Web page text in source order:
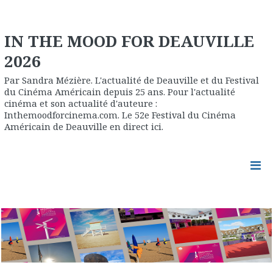
IN THE MOOD FOR DEAUVILLE
2026
Par Sandra Mézière. L'actualité de Deauville et du Festival
du Cinéma Américain depuis 25 ans. Pour l'actualité
cinéma et son actualité d'auteure :
Inthemoodforcinema.com. Le 52e Festival du Cinéma
Américain de Deauville en direct ici.